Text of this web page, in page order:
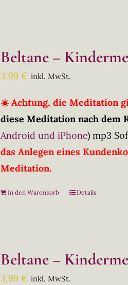
Beltane –
3,99€ inkl. MwSt.
☀️ Achtung, die Meditation
diese Meditation nach dem
Android und iPhone) mp3
das Anlegen eines
Meditation.
In den Warenkorb Details
Beltane –
3,99€ inkl. MwSt.